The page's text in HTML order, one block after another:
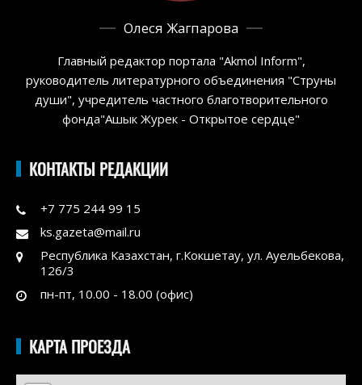
Олеся Жагпарова
Главный редактор портала "Akmol Inform",
руководитель литературного объединения "Струны
души", учредитель частного благотворительного
фонда"Ашык Журек - Открытое сердце"
КОНТАКТЫ РЕДАКЦИИ
+7 775 244 99 15
ks.gazeta@mail.ru
Республика Казахстан, г.Кокшетау, ул. Ауельбекова,
126/3
пн-пт, 10.00 - 18.00 (офис)
КАРТА ПРОЕЗДА